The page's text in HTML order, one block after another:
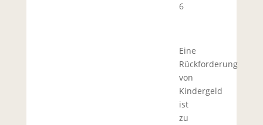
6
Eine
Rückforderung
von
Kindergeld
ist
zu